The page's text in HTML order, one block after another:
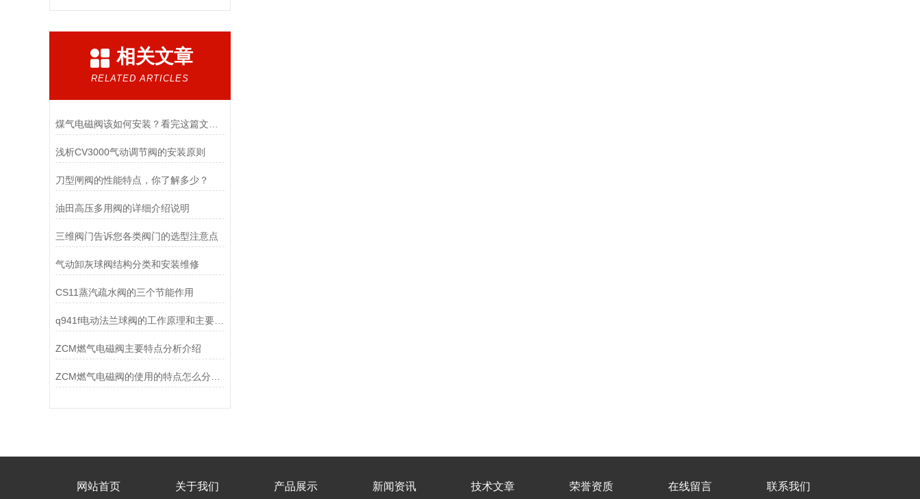
相关文章
RELATED ARTICLES
浅析CV3000气动调节阀的安装原则
刀型闸阀的性能特点，你了解多少？
油田高压多用阀的详细介绍说明
三维阀门告诉您各类阀门的选型注意点
气动卸灰球阀结构分类和安装维修
CS11蒸汽疏水阀的三个节能作用
q941f电动法兰球阀的工作原理和主要特点
ZCM燃气电磁阀主要特点分析介绍
网站首页 关于我们 产品展示 新闻资讯 技术文章 荣誉资质 在线留言 联系我们